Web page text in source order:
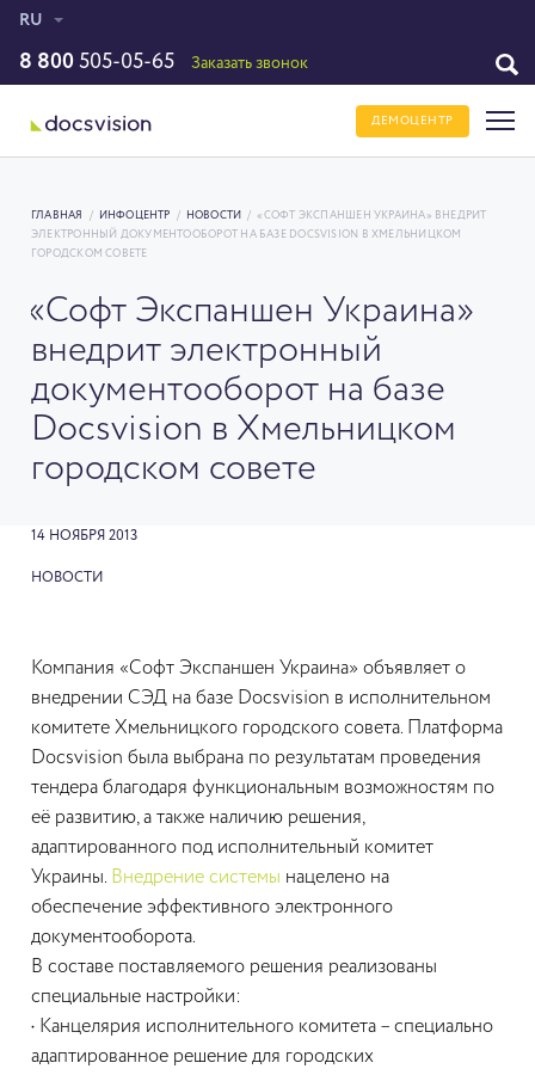
RU
8 800 505-05-65 Заказать звонок
ДЕМОЦЕНТР
ГЛАВНАЯ / ИНФОЦЕНТР / НОВОСТИ /
«СОФТ ЭКСПАНШЕН УКРАИНА» ВНЕДРИТ
ЭЛЕКТРОННЫЙ ДОКУМЕНТООБОРОТ НА БАЗЕ DOCSVISION В ХМЕЛЬНИЦКОМ
ГОРОДСКОМ СОВЕТЕ
«Софт Экспаншен Украина»
внедрит электронный
документооборот на базе
Docsvision в Хмельницком
городском совете
14 НОЯБРЯ 2013
НОВОСТИ
Компания «Софт Экспаншен Украина» объявляет о
внедрении СЭД на базе Docsvision в исполнительном
комитете Хмельницкого городского совета. Платформа
Docsvision была выбрана по результатам проведения
тендера благодаря функциональным возможностям по
её развитию, а также наличию решения,
адаптированного под исполнительный комитет
Украины. Внедрение системы нацелено на
обеспечение эффективного электронного
документооборота.
В составе поставляемого решения реализованы
специальные настройки:
• Канцелярия исполнительного комитета – специально
адаптированное решение для городских